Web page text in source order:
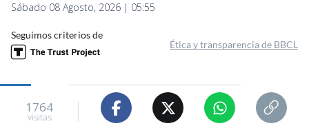
Sábado 08 Agosto, 2026 | 05:55
Seguimos criterios de
Ética y transparencia de BBCL
1764
visitas